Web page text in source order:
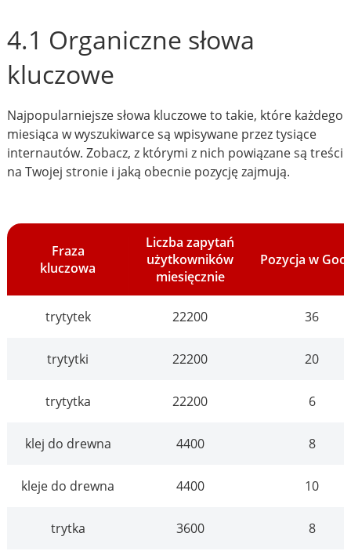
4.1 Organiczne słowa
kluczowe
Najpopularniejsze słowa kluczowe to takie, które każdego
miesiąca w wyszukiwarce są wpisywane przez tysiące
internautów. Zobacz, z którymi z nich powiązane są treści
na Twojej stronie i jaką obecnie pozycję zajmują.
Fraza
kluczowa
Liczba zapytań
użytkowników
miesięcznie
Pozycja w
trytytek 22200 36
trytytki 22200 20
trytytka 22200 6
klej do drewna 4400 8
kleje do drewna 4400 10
trytka 3600 8